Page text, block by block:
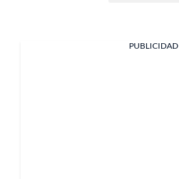
PUBLICIDAD